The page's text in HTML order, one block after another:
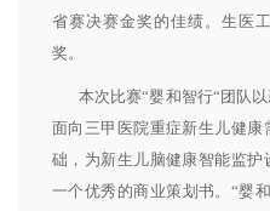
省赛决赛金奖的佳绩。生医
奖。
本次比赛“婴和智行“团队以
面向三甲医院重症新生儿健
础，为新生儿脑健康智能监护
一个优秀的商业策划书。“婴